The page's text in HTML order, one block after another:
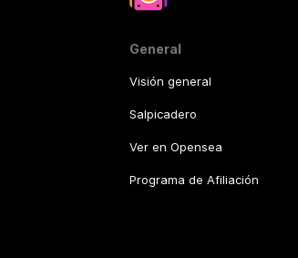
General
Visión general
Salpicadero
Ver en Opensea
Programa de Afiliación